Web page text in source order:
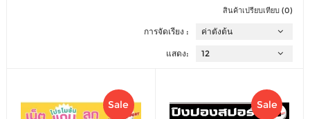
สินค้าเปรียบเทียบ (0)
การจัดเรียง :
แสดง:
Sale Sale